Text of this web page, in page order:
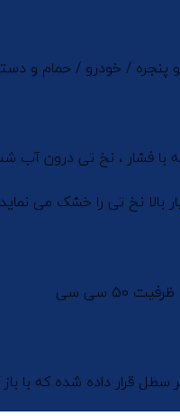
/ خودرو / حمام و
فشار ، نخ تی درون آب
نخ تی را خشک می
سی سی
قرار داده شده که با